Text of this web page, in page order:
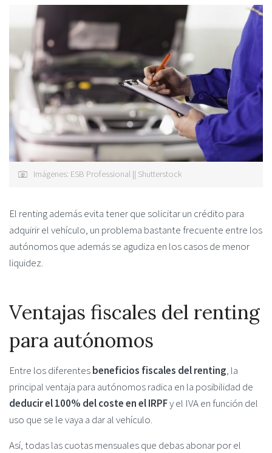
Imágenes: ESB Professional || Shutterstock
El renting además evita tener que solicitar un crédito para
adquirir el vehículo, un problema bastante frecuente entre los
autónomos que además se agudiza en los casos de menor
liquidez.
Ventajas fiscales del renting
para autónomos
Entre los diferentesbeneficios fiscales del renting, la
principal ventaja para autónomos radica en la posibilidad de
deducir el 100% del coste en el IRPFy el IVA en función del
uso que se le vaya a dar al vehículo.
Así, todas las cuotas mensuales que debas abonar por el